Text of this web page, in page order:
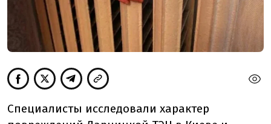
Специалисты исследовали характер